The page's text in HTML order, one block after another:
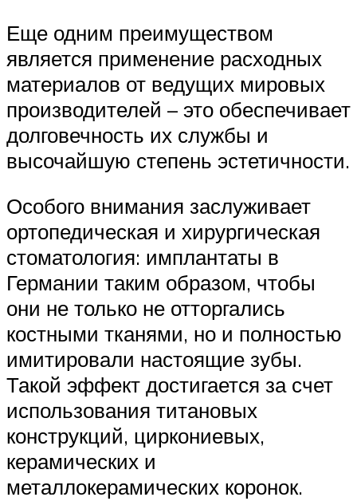
Еще одним преимуществом
является применение расходных
материалов от ведущих мировых
производителей – это обеспечивает
долговечность их службы и
высочайшую степень эстетичности.
Особого внимания заслуживает
ортопедическая и хирургическая
стоматология: имплантаты в
Германии таким образом, чтобы
они не только не отторгались
костными тканями, но и полностью
имитировали настоящие зубы.
Такой эффект достигается за счет
использования титановых
конструкций, циркониевых,
керамических и
металлокерамических коронок.